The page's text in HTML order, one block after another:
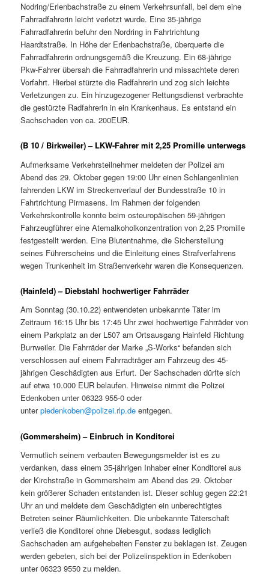
Nodring/Erlenbachstraße zu einem Verkehrsunfall, bei dem eine
Fahrradfahrerin leicht verletzt wurde. Eine 35-jährige
Fahrradfahrerin befuhr den Nordring in Fahrtrichtung
Haardtstraße. In Höhe der Erlenbachstraße, überquerte die
Fahrradfahrerin ordnungsgemäß die Kreuzung. Ein 68-jährige
Pkw-Fahrer übersah die Fahrradfahrerin und missachtete deren
Vorfahrt. Hierbei stürzte die Radfahrerin und zog sich leichte
Verletzungen zu. Ein hinzugezogener Rettungsdienst verbrachte
die gestürzte Radfahrerin in ein Krankenhaus. Es entstand ein
Sachschaden von ca. 200EUR.
(B 10 / Birkweiler) – LKW-Fahrer mit 2,25 Promille unterwegs
Aufmerksame Verkehrsteilnehmer meldeten der Polizei am
Abend des 29. Oktober gegen 19:00 Uhr einen Schlangenlinien
fahrenden LKW im Streckenverlauf der Bundesstraße 10 in
Fahrtrichtung Pirmasens. Im Rahmen der folgenden
Verkehrskontrolle konnte beim osteuropäischen 59-jährigen
Fahrzeugführer eine Atemalkoholkonzentration von 2,25 Promille
festgestellt werden. Eine Blutentnahme, die Sicherstellung
seines Führerscheins und die Einleitung eines Strafverfahrens
wegen Trunkenheit im Straßenverkehr waren die Konsequenzen.
(Hainfeld) – Diebstahl hochwertiger Fahrräder
Am Sonntag (30.10.22) entwendeten unbekannte Täter im
Zeitraum 16:15 Uhr bis 17:45 Uhr zwei hochwertige Fahrräder von
einem Parkplatz an der L507 am Ortsausgang Hainfeld Richtung
Burrweiler. Die Fahrräder der Marke „S-Works“ befanden sich
verschlossen auf einem Fahrradträger am Fahrzeug des 45-
jährigen Geschädigten aus Erfurt. Der Sachschaden dürfte sich
auf etwa 10.000 EUR belaufen. Hinweise nimmt die Polizei
Edenkoben unter 06323 955-0 oder
unterpiedenkoben@polizei.rlp.de entgegen.
(Gommersheim) – Einbruch in Konditorei
Vermutlich seinem verbauten Bewegungsmelder ist es zu
verdanken, dass einem 35-jährigen Inhaber einer Konditorei aus
der Kirchstraße in Gommersheim am Abend des 29. Oktober
kein größerer Schaden entstanden ist. Dieser schlug gegen 22:21
Uhr an und meldete dem Geschädigten ein unberechtigtes
Betreten seiner Räumlichkeiten. Die unbekannte Täterschaft
verließ die Konditorei ohne Diebesgut, sodass lediglich
Sachschaden am aufgehebelten Fenster zu beklagen ist. Zeugen
werden gebeten, sich bei der Polizeiinspektion in Edenkoben
unter 06323 9550 zu melden.